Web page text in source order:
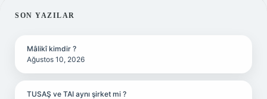
SIDEBAR
SON YAZILAR
Mâlikî kimdir ?
Ağustos 10, 2026
TUSAŞ ve TAI aynı şirket mi ?